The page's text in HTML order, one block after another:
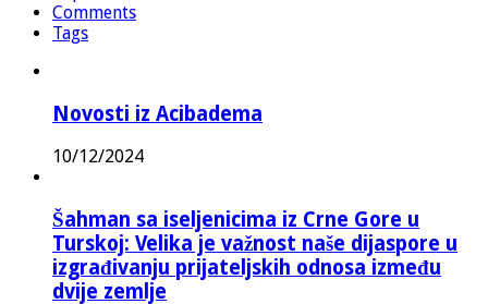
Comments
Tags
Novosti iz Acibadema
10/12/2024
Šahman sa iseljenicima iz Crne Gore u
Turskoj: Velika je važnost naše dijaspore u
izgrađivanju prijateljskih odnosa između
dvije zemlje